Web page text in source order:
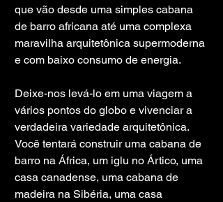
que vão desde uma simples cabana
de barro africana até uma complexa
maravilha arquitetônica supermoderna
e com baixo consumo de energia.
Deixe-nos levá-lo em uma viagem a
vários pontos do globo e vivenciar a
verdadeira variedade arquitetônica.
Você tentará construir uma cabana de
barro na África, um iglu no Ártico, uma
casa canadense, uma cabana de
madeira na Sibéria, uma casa